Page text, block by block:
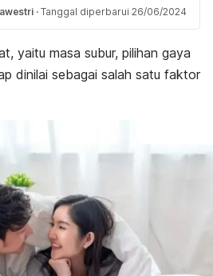
· Tanggal diperbarui 26/06/2024
yaitu masa subur, pilihan gaya
dinilai sebagai salah satu faktor